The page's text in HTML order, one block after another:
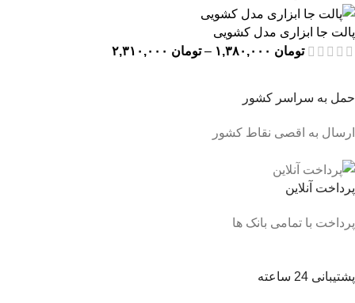
پالت جا ابزاری مدل کشویی
تومان
– تومان
حمل به سراسر کشور
ارسال به اقصی نقاط کشور
پرداخت آنلاین
پرداخت با تمامی بانک ها
پشتیبانی 24 ساعته